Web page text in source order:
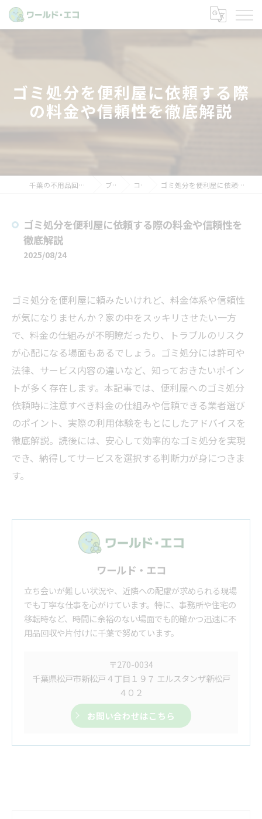
ゴミ処分を便利屋に依頼する際
の料金や信頼性を徹底解説
千葉の不用品回収ならワールド・エコ ブログ コラム ゴミ処分を便利屋に依頼する際の料金や信頼性を徹底解説
ゴミ処分を便利屋に依頼する際の料金や信頼性を
徹底解説
2025/08/24
ゴミ処分を便利屋に頼みたいけれど、料金体系や信頼性
が気になりませんか？家の中をスッキリさせたい一方
で、料金の仕組みが不明瞭だったり、トラブルのリスク
が心配になる場面もあるでしょう。ゴミ処分には許可や
法律、サービス内容の違いなど、知っておきたいポイン
トが多く存在します。本記事では、便利屋へのゴミ処分
依頼時に注意すべき料金の仕組みや信頼できる業者選び
のポイント、実際の利用体験をもとにしたアドバイスを
徹底解説。読後には、安心して効率的なゴミ処分を実現
でき、納得してサービスを選択する判断力が身につきま
す。
ワールド・エコ
立ち会いが難しい状況や、近隣への配慮が求められる現場
でも丁寧な仕事を心がけています。特に、事務所や住宅の
移転時など、時間に余裕のない場面でも的確かつ迅速に不
用品回収や片付けに千葉で努めています。
〒270-0034
千葉県松戸市新松戸４丁目１９７ エルスタンザ新松戸
４０２
お問い合わせはこちら